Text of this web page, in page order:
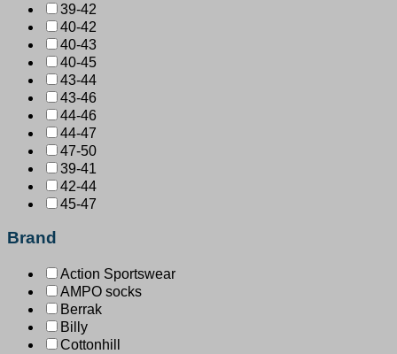
39-42
40-42
40-43
40-45
43-44
43-46
44-46
44-47
47-50
39-41
42-44
45-47
Brand
Action Sportswear
AMPO socks
Berrak
Billy
Cottonhill